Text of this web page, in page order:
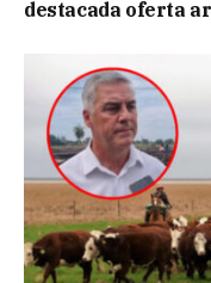
destacada oferta